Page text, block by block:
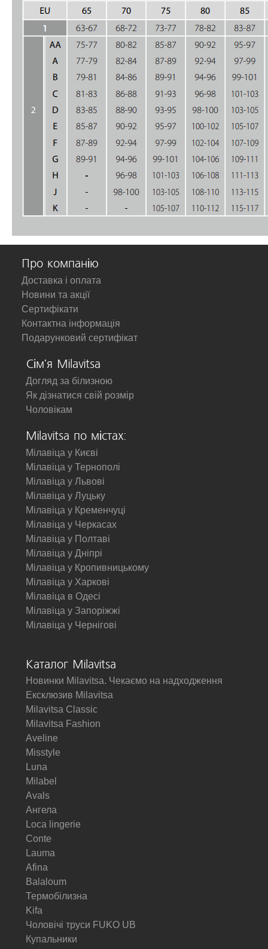
Про компанію
Доставка і оплата
Новини та акції
Сертифікати
Контактна інформація
Подарунковий сертифікат
Сім'я Milavitsa
Догляд за білизною
Як дізнатися свій розмір
Чоловікам
Milavitsa по містах:
Мілавіца у Києві
Мілавіца у Тернополі
Мілавіца у Львові
Мілавіца у Луцьку
Мілавіца у Кременчуці
Мілавіца у Черкасах
Мілавіца у Полтаві
Мілавіца у Дніпрі
Мілавіца у Кропивницькому
Мілавіца у Харкові
Мілавіца в Одесі
Мілавіца у Запоріжжі
Мілавіца у Чернігові
Каталог Milavitsa
Новинки Milavitsa. Чекаємо на надходження
Ексклюзив Milavitsa
Milavitsa Classic
Milavitsa Fashion
Aveline
Misstyle
Luna
Milabel
Avals
Ангела
Loca lingerie
Conte
Lauma
Afina
Balaloum
Термобілизна
Kifa
Чоловічі труси FUKO UB
Купальники